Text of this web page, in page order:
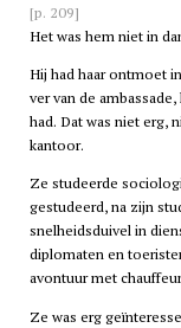
[p. 209]
Het was hem niet in
Hij had haar ontmoet
ver van de
had. Dat was niet erg,
kantoor.
Ze studeerde
gestudeerd, na zijn
snelheidsduivel in
diplomaten en
avontuur met
Ze was erg